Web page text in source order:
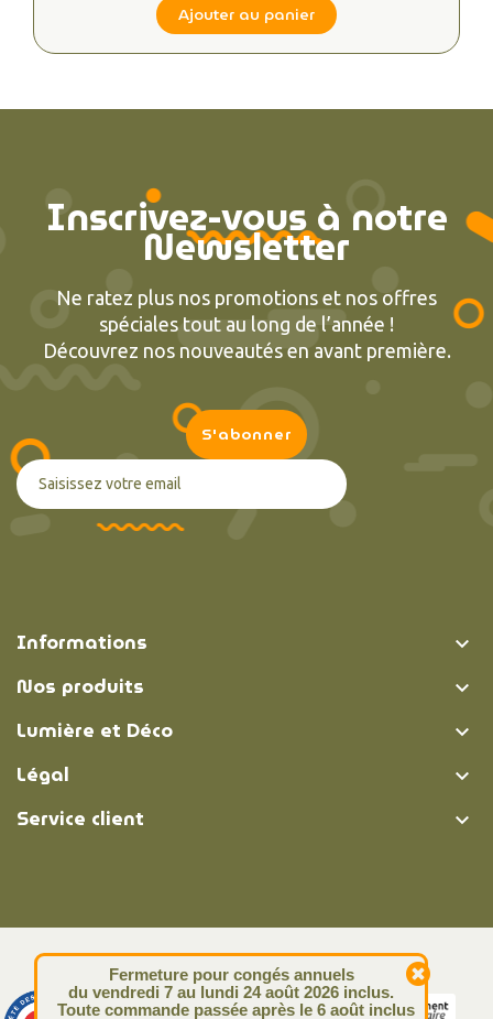
Ajouter au panier
Inscrivez-vous à notre
Newsletter
Ne ratez plus nos promotions et nos offres
spéciales tout au long de l’année !
Découvrez nos nouveautés en avant première.
Informations 
Nos produits 
Lumière et Déco 
Légal 
Service client 
© Lumière et Déco | 2026
Fermeture pour congés annuels
du vendredi 7 au lundi 24 août 2026 inclus.
Toute commande passée après le 6 août inclus